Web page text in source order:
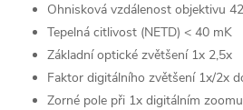
Ohnisková vzdálenost objektivu
Tepelná citlivost (NETD) < 40 mK
Základní optické zvětšení 1x 2,5x
Faktor digitálního zvětšení 1x/2x
Zorné pole při 1x digitálním zoomu